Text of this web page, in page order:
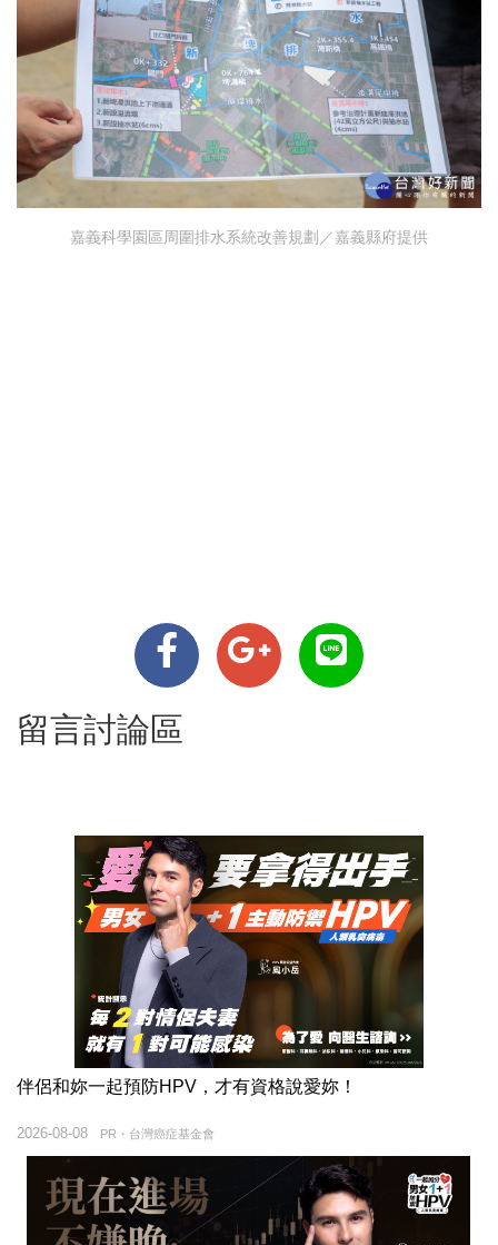
嘉義科學園區周圍排水系統改善規劃／嘉義縣府提供
留言討論區
伴侶和妳一起預防HPV，才有資格說愛妳！
PR・台灣癌症基金會
2026-08-08